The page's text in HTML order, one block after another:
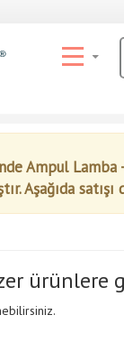
Ampul Lamba
Aşağıda
ürünlere